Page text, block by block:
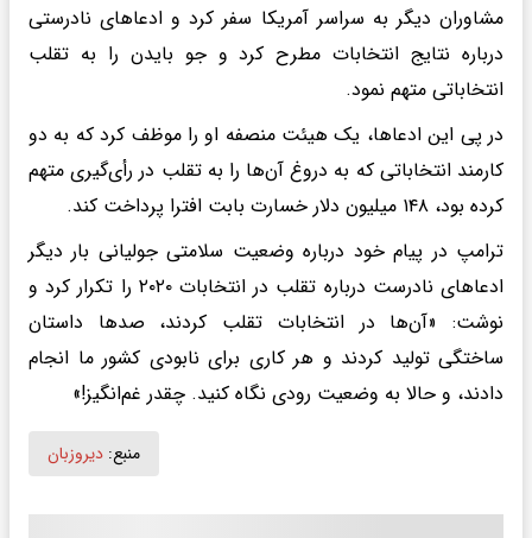
مشاوران دیگر به سراسر آمریکا سفر کرد و ادعاهای نادرستی
درباره نتایج انتخابات مطرح کرد و جو بایدن را به تقلب
انتخاباتی متهم نمود.
در پی این ادعاها، یک هیئت منصفه او را موظف کرد که به دو
کارمند انتخاباتی که به دروغ آن‌ها را به تقلب در رأی‌گیری متهم
کرده بود، ۱۴۸ میلیون دلار خسارت بابت افترا پرداخت کند.
ترامپ در پیام خود درباره وضعیت سلامتی جولیانی بار دیگر
ادعاهای نادرست درباره تقلب در انتخابات ۲۰۲۰ را تکرار کرد و
نوشت: «آن‌ها در انتخابات تقلب کردند، صدها داستان
ساختگی تولید کردند و هر کاری برای نابودی کشور ما انجام
دادند، و حالا به وضعیت رودی نگاه کنید. چقدر غم‌انگیز!»
منبع: دیروزبان